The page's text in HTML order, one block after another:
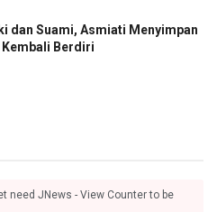
dan Suami, Asmiati Menyimpan
Kembali Berdiri
need JNews - View Counter to be